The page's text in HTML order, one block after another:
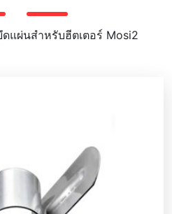
แผ่นสําหรับฮีตเตอร์ Mosi2